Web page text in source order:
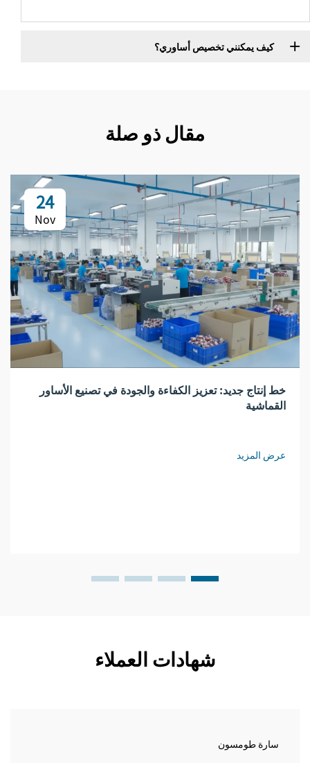
كيف يمكنني تخصيص أساوري؟
مقال ذو صلة
24
Nov
خط إنتاج جديد: تعزيز الكفاءة والجودة في تصنيع الأساور
القماشية
عرض المزيد
شهادات العملاء
سارة طومسون